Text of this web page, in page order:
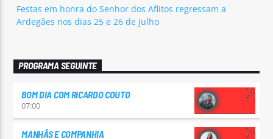
Festas em honra do Senhor dos Aflitos regressam a
Ardegães nos dias 25 e 26 de julho
PROGRAMA SEGUINTE
BOM DIA COM RICARDO COUTO
07:00
MANHÃS E COMPANHIA